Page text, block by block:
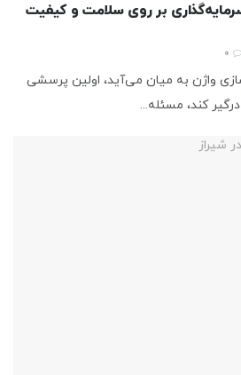
بر روی سلامت و کیفیت
واژن به میان می‌آید، اولین پرسشی
کند، مسئله...